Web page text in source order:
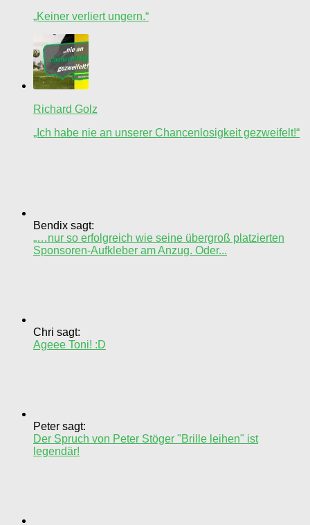
„Keiner verliert ungern.“
Richard Golz
„Ich habe nie an unserer Chancenlosigkeit gezweifelt!“
Bendix sagt:
„…nur so erfolgreich wie seine übergroß platzierten
Sponsoren-Aufkleber am Anzug. Oder...
Chri sagt:
Ageee Toni! :D
Peter sagt:
Der Spruch von Peter Stöger "Brille leihen" ist
legendär!